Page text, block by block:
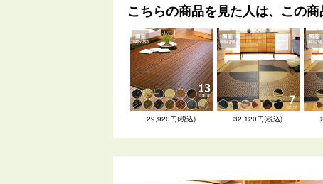
こちらの商品を見た人は、この
29,920円(税込) 32,120円(税込)